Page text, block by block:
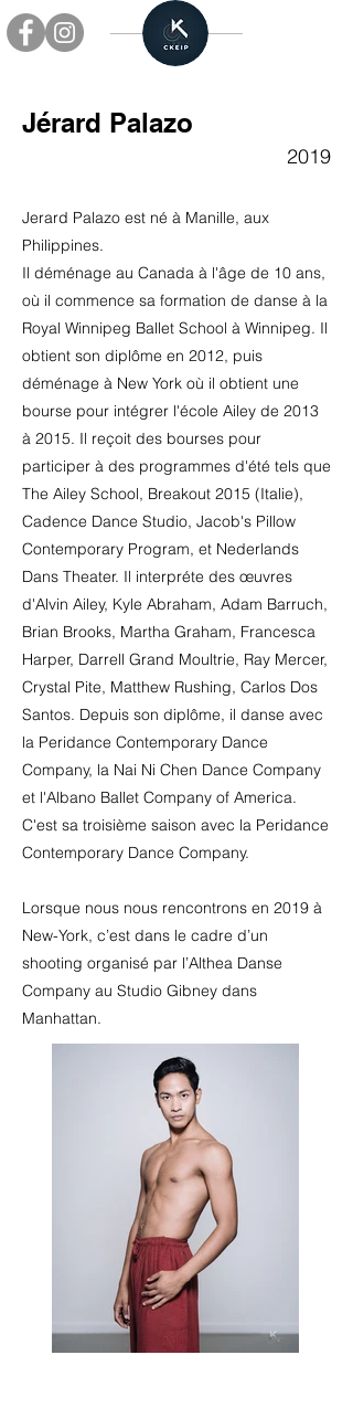
Jérard Palazo
2019
Jerard Palazo est né à Manille, aux
Philippines.
Il déménage au Canada à l'âge de 10 ans,
où il commence sa formation de danse à la
Royal Winnipeg Ballet School à Winnipeg. Il
obtient son diplôme en 2012, puis
déménage à New York où il obtient une
bourse pour intégrer l'école Ailey de 2013
à 2015. Il reçoit des bourses pour
participer à des programmes d'été tels que
The Ailey School, Breakout 2015 (Italie),
Cadence Dance Studio, Jacob's Pillow
Contemporary Program, et Nederlands
Dans Theater. Il interpréte des œuvres
d'Alvin Ailey, Kyle Abraham, Adam Barruch,
Brian Brooks, Martha Graham, Francesca
Harper, Darrell Grand Moultrie, Ray Mercer,
Crystal Pite, Matthew Rushing, Carlos Dos
Santos. Depuis son diplôme, il danse avec
la Peridance Contemporary Dance
Company, la Nai Ni Chen Dance Company
et l'Albano Ballet Company of America.
C'est sa troisième saison avec la Peridance
Contemporary Dance Company.
Lorsque nous nous rencontrons en 2019 à
New-York, c’est dans le cadre d’un
shooting organisé par l’Althea Danse
Company au Studio Gibney dans
Manhattan.